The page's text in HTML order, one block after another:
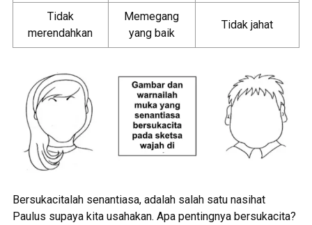
Tidak
merendahkan
Memegang
yang baik
Tidak jahat
Bersukacitalah senantiasa, adalah salah satu nasihat
Paulus supaya kita usahakan. Apa pentingnya bersukacita?